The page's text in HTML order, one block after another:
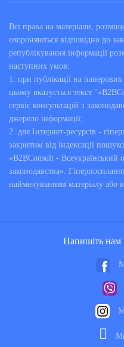
Всі права на матеріали,
охороняються відповідно до
републікування інформації
наступних умов:
1. при публікації на
цьому вказується текст
сервіс консультацій з
джерело інформації;
2. для Інтернет-ресурсів -
закритим від індексації
«B2BConsult - Всеукраїнський
законодавства».
найменуванням матеріалу або
Напишіть нам